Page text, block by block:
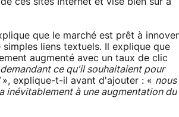
que le marché est prêt à innover
liens textuels. Il explique que
augmenté avec un taux de clic
ce qu'il souhaitaient pour
», explique-t-il avant d'ajouter : « nous
inévitablement à une augmentation du